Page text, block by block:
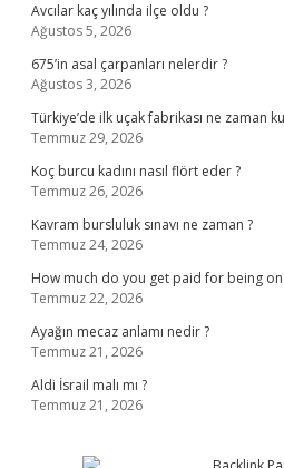
Avcılar kaç yılında ilçe oldu ?
Ağustos 5, 2026
675’in asal çarpanları nelerdir ?
Ağustos 3, 2026
Türkiye’de ilk uçak fabrikası ne zaman
Temmuz 29, 2026
Koç burcu kadını nasıl flört eder ?
Temmuz 26, 2026
Kavram bursluluk sınavı ne zaman ?
Temmuz 24, 2026
How much do you get paid for being
Temmuz 22, 2026
Ayağın mecaz anlamı nedir ?
Temmuz 21, 2026
Aldi İsrail malı mı ?
Temmuz 21, 2026